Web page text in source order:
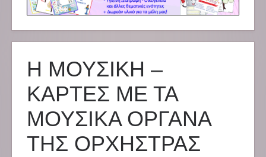
Η ΜΟΥΣΙΚΗ –
ΚΑΡΤΕΣ ΜΕ ΤΑ
ΜΟΥΣΙΚΑ ΟΡΓΑΝΑ
ΤΗΣ ΟΡΧΗΣΤΡΑΣ